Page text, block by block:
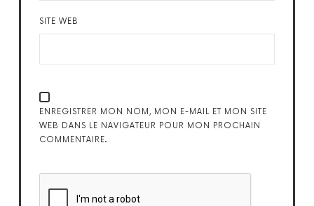
SITE WEB
ENREGISTRER MON NOM, MON E-MAIL ET MON SITE
WEB DANS LE NAVIGATEUR POUR MON PROCHAIN
COMMENTAIRE.